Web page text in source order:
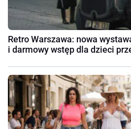
Retro Warszawa: nowa
i darmowy wstęp dla dzieci